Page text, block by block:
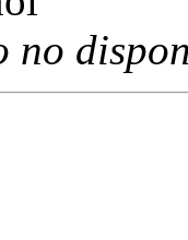
no